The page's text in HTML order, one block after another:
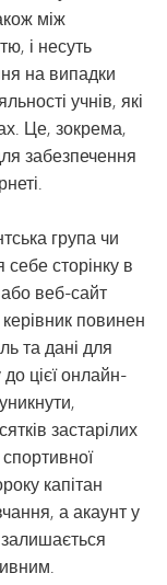
між
і несуть
на випадки
учнів, які
Це, зокрема,
забезпечення
група чи
сторінку в
веб-сайт
повинен
та дані для
цієї онлайн-
застарілих
капітан
а акаунт у